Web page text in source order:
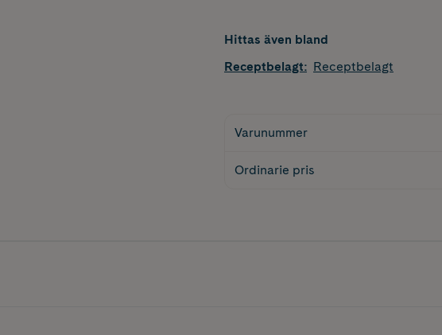
Hittas även bland
Receptbelagt: Receptbelagt
Varunummer
Ordinarie pris